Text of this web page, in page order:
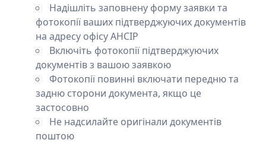
Надішліть заповнену форму заявки та
фотокопії ваших підтверджуючих документів
на адресу офісу AHCIP
Включіть фотокопії підтверджуючих
документів з вашою заявкою
Фотокопії повинні включати передню та
задню сторони документа, якщо це
застосовно
Не надсилайте оригінали документів
поштою